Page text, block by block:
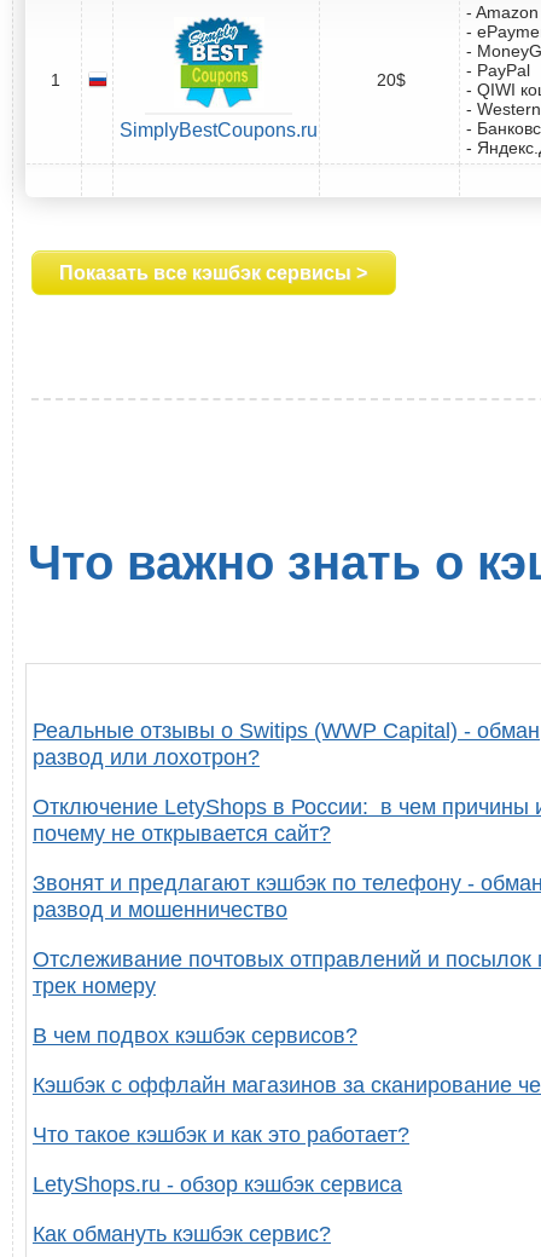
1
SimplyBestCoupons.ru
20$
-
-
-
- PayPal
- QIWI
-
-
-
Показать все кэшбэк сервисы >
Что важно знать о
Реальные отзывы о Switips (WWP Capital) -
развод или лохотрон?
Отключение LetyShops в России: в чем причины
почему не открывается сайт?
Звонят и предлагают кэшбэк по телефону -
развод и мошенничество
Отслеживание почтовых отправлений и посылок
трек номеру
В чем подвох кэшбэк сервисов?
Кэшбэк с оффлайн магазинов за сканирование
Что такое кэшбэк и как это работает?
LetyShops.ru - обзор кэшбэк сервиса
Как обмануть кэшбэк сервис?